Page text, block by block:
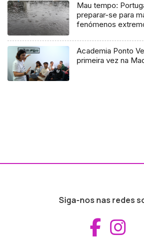
Mau tempo:
preparar-se para
fenómenos
Academia Ponto
primeira vez na
Siga-nos nas redes